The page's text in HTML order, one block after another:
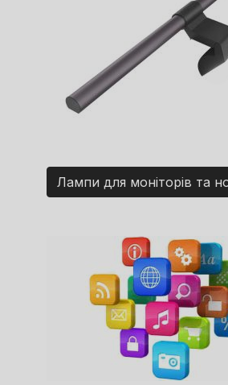
Лампи для моніторів та